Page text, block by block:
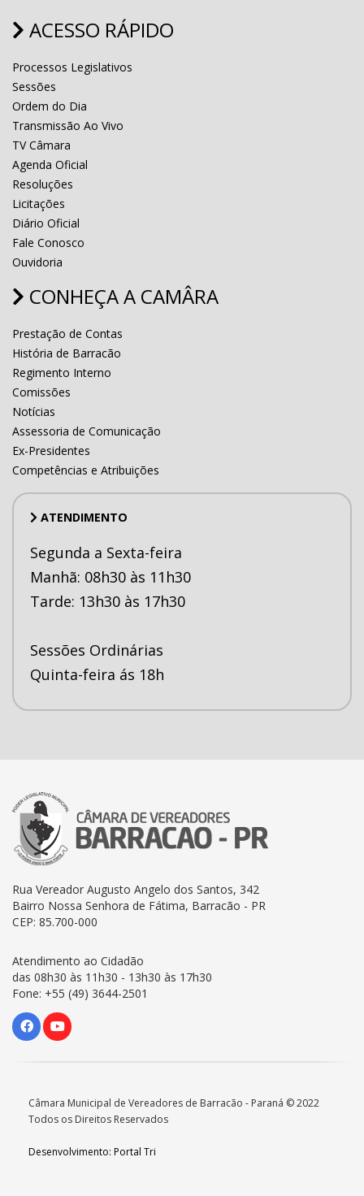
ACESSO RÁPIDO
Processos Legislativos
Sessões
Ordem do Dia
Transmissão Ao Vivo
TV Câmara
Agenda Oficial
Resoluções
Licitações
Diário Oficial
Fale Conosco
Ouvidoria
CONHEÇA A CAMÂRA
Prestação de Contas
História de Barracão
Regimento Interno
Comissões
Notícias
Assessoria de Comunicação
Ex-Presidentes
Competências e Atribuições
ATENDIMENTO
Segunda a Sexta-feira
Manhã: 08h30 às 11h30
Tarde: 13h30 às 17h30
Sessões Ordinárias
Quinta-feira ás 18h
Rua Vereador Augusto Angelo dos Santos, 342
Bairro Nossa Senhora de Fátima, Barracão - PR
CEP: 85.700-000
Atendimento ao Cidadão
das 08h30 às 11h30 - 13h30 às 17h30
Fone: +55 (49) 3644-2501
Câmara Municipal de Vereadores de Barracão - Paraná © 2022
Todos os Direitos Reservados
Desenvolvimento: Portal Tri